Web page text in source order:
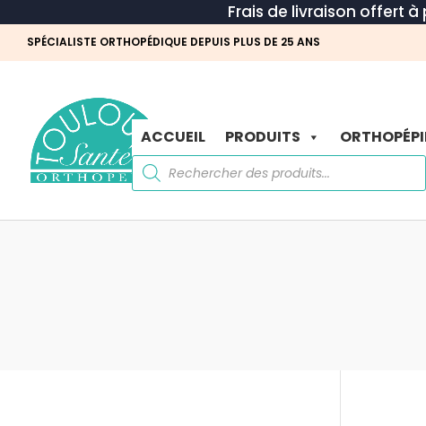
Frais de livraison offert
SPÉCIALISTE ORTHOPÉDIQUE DEPUIS PLUS DE 25 ANS
ACCUEIL PRODUITS
Recherche
de
produits